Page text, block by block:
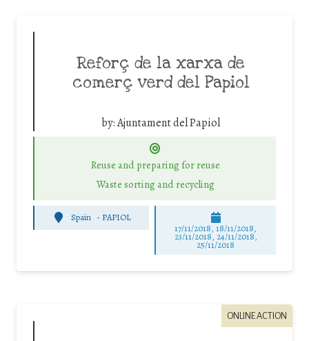
Reforç de la xarxa de
comerç verd del Papiol
by:Ajuntament del Papiol
Reuse and preparing for reuse
Waste sorting and recycling
Spain - PAPIOL
17/11/2018, 18/11/2018,
23/11/2018, 24/11/2018,
25/11/2018
ONLINE ACTION